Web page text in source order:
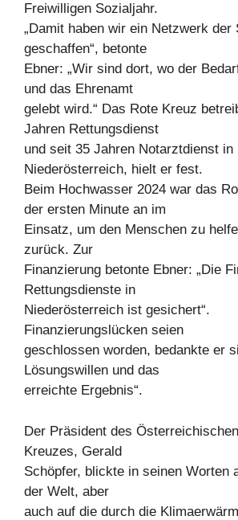
Freiwilligen Sozialjahr.
„Damit haben wir ein Netzwerk der
geschaffen“, betonte
Ebner: „Wir sind dort, wo der
und das Ehrenamt
gelebt wird.“ Das Rote Kreuz
Jahren Rettungsdienst
und seit 35 Jahren Notarztdienst in
Niederösterreich, hielt er fest.
Beim Hochwasser 2024 war das
der ersten Minute an im
Einsatz, um den Menschen zu
zurück. Zur
Finanzierung betonte Ebner: „Die
Rettungsdienste in
Niederösterreich ist gesichert“.
Finanzierungslücken seien
geschlossen worden, bedankte er
Lösungswillen und das
erreichte Ergebnis“.
Der Präsident des
Kreuzes, Gerald
Schöpfer, blickte in seinen Worten
der Welt, aber
auch auf die durch die